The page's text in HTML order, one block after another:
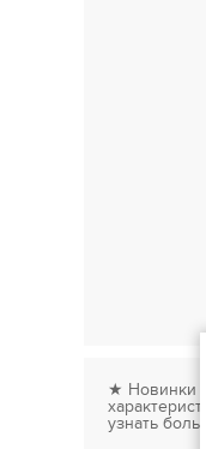
★ Новинки
узнать